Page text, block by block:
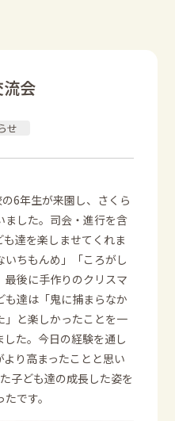
会
せ
6年生が来園し、さくら
ました。司会・進行を含
達を楽しませてくれま
いちもんめ」「ころがし
最後に手作りのクリスマ
も達は「鬼に捕まらなか
」と楽しかったことを一
た。今日の経験を通し
り高まったことと思い
子ども達の成長した姿を
です。